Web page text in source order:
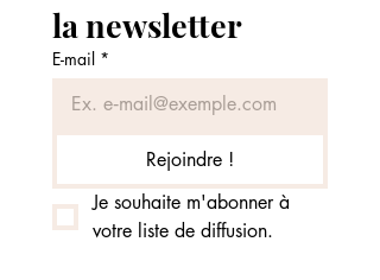
la newsletter
E-mail *
Rejoindre !
Je souhaite m'abonner à
votre liste de diffusion.